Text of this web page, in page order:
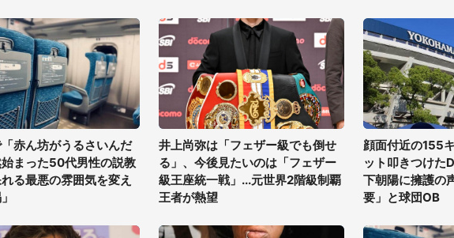
赤ん坊がうるさいんだ
始まった50代男性の説教
る最悪の雰囲気を変え
井上尚弥は「フェザー級でも倒せ
る」、今後見たいのは「フェザー
級王座統一戦」...元世界2階級制覇
王者が熱望
顔面付近の155
ット叩きつけた
下朝陽に擁護の
要」と球団OB